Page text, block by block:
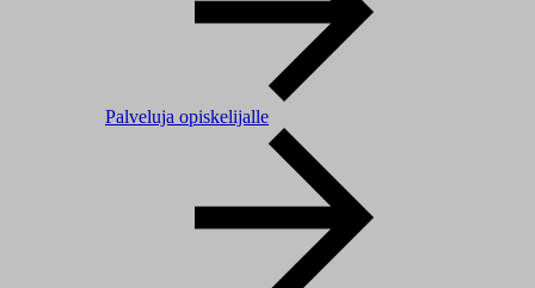
Palveluja opiskelijalle